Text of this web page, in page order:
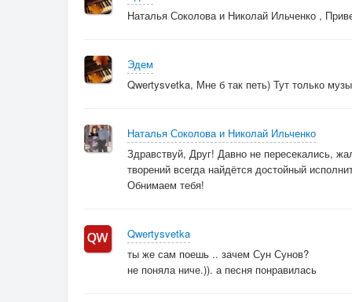
Наталья Соколова и Николай Ильченко ,
Эдем
Qwertysvetka, Мне б так петь) Тут только
Наталья Соколова и Николай Ильченко
Здравствуй, Друг! Давно не пересекались,
творений всегда найдётся достойный
Обнимаем тебя!
Qwertysvetka
ты же сам поешь .. зачем Сун Сунов?
не поняла ниче.)). а песня понравилась